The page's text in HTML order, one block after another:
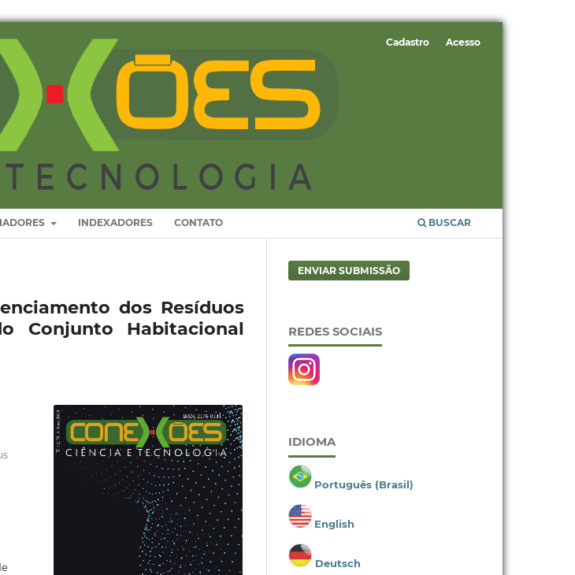
INDEXADORES CONTATO BUSCAR
Cadastro Acesso
dos Resíduos
Conjunto Habitacional
ENVIAR SUBMISSÃO
REDES SOCIAIS
IDIOMA
Português (Brasil)
English
Deutsch